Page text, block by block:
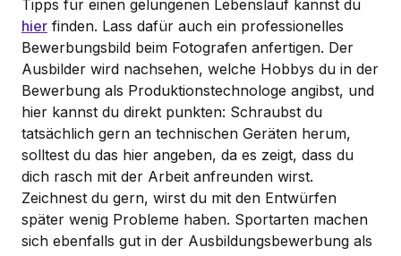
Tipps für einen gelungenen Lebenslauf kannst du
hier finden. Lass dafür auch ein professionelles
Bewerbungsbild beim Fotografen anfertigen. Der
Ausbilder wird nachsehen, welche Hobbys du in der
Bewerbung als Produktionstechnologe angibst, und
hier kannst du direkt punkten: Schraubst du
tatsächlich gern an technischen Geräten herum,
solltest du das hier angeben, da es zeigt, dass du
dich rasch mit der Arbeit anfreunden wirst.
Zeichnest du gern, wirst du mit den Entwürfen
später wenig Probleme haben. Sportarten machen
sich ebenfalls gut in der Ausbildungsbewerbung als